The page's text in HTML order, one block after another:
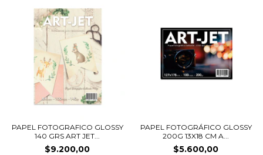
PAPEL FOTOGRAFICO GLOSSY
140 GRS ART JET...
$9.200,00
PAPEL FOTOGRÁFICO GLOSSY
200G 13X18 CM A...
$5.600,00